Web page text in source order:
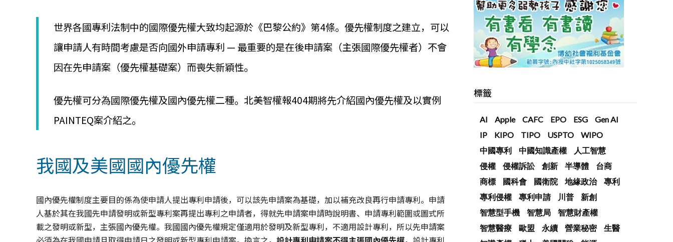
世界各國專利法制中的國際優先權大致均起源於《巴黎公約》第4條。優先權制度之建立，可以
讓申請人有時間考慮是否向國外申請專利 — 最重要的是在後申請案（主張國際優先權者）不會
因在先申請案（優先權基礎案）而喪失新穎性。
優先權可分為國際優先權及國內優先權二種。北美智權報404期將先介紹國內優先權及以實例
PAINTEQ案介紹之。
我國及美國國內優先權
國內優先權制度主要目的係為使申請人提出專利申請後，可以該先申請案為基礎，加以補充改良再行申請專利。申請
人基於其在我國先申請發明或新型專利案再提出專利之申請者，得就先申請案申請時說明書、申請專利範圍或圖式所
載之發明或新型，主張國內優先權。我國國內優先權規定僅適用於發明及新型專利，不適用設計專利，所以先申請案
標籤
AI Apple CAFC EPO ESG
Gen AI
IP
KIPO TIPO USPTO
WIPO
中國專利
中國知識產權
人工智慧
侵權
侵權訴訟 創新 半導體
台商
商標
國科會 國衛院 地緣政治
專利
專利侵權
專利申請 川普
新創
智慧型手機
智慧局
智慧財產權
智慧醫療
歐盟 永續 營業秘密
生醫